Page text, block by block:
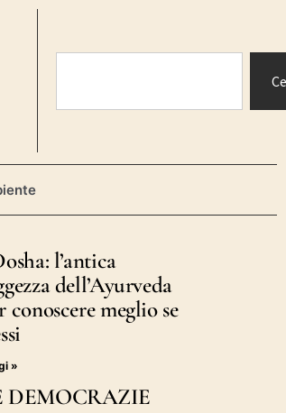
l’antica
dell’Ayurveda
conoscere meglio se
»
DEMOCRAZIE